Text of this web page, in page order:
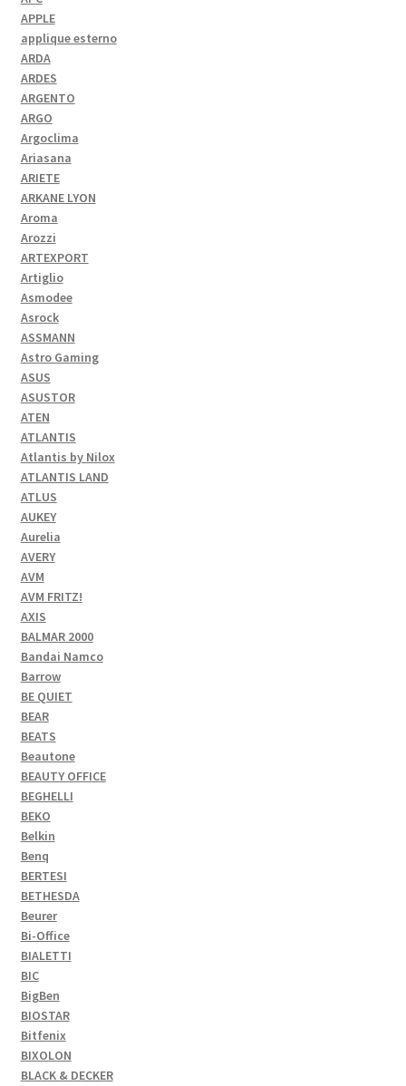
APPLE
applique esterno
ARDA
ARDES
ARGENTO
ARGO
Argoclima
Ariasana
ARIETE
ARKANE LYON
Aroma
Arozzi
ARTEXPORT
Artiglio
Asmodee
Asrock
ASSMANN
Astro Gaming
ASUS
ASUSTOR
ATEN
ATLANTIS
Atlantis by Nilox
ATLANTIS LAND
ATLUS
AUKEY
Aurelia
AVERY
AVM
AVM FRITZ!
AXIS
BALMAR 2000
Bandai Namco
Barrow
BE QUIET
BEAR
BEATS
Beautone
BEAUTY OFFICE
BEGHELLI
BEKO
Belkin
Benq
BERTESI
BETHESDA
Beurer
Bi-Office
BIALETTI
BIC
BigBen
BIOSTAR
Bitfenix
BIXOLON
BLACK & DECKER